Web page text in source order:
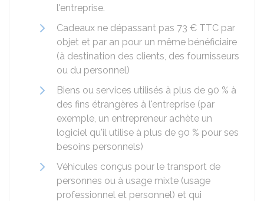
l'entreprise.
Cadeaux ne dépassant pas 73 € TTC par
objet et par an pour un même bénéficiaire
(à destination des clients, des fournisseurs
ou du personnel)
Biens ou services utilisés à plus de 90 % à
des fins étrangères à l'entreprise (par
exemple, un entrepreneur achète un
logiciel qu'il utilise à plus de 90 % pour ses
besoins personnels)
Véhicules conçus pour le transport de
personnes ou à usage mixte (usage
professionnel et personnel) et qui